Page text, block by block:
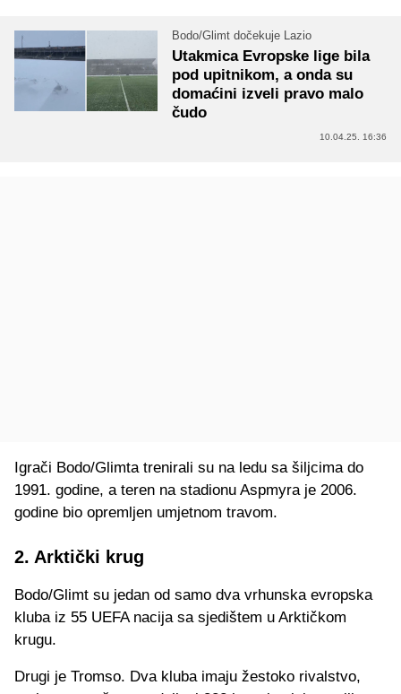
Bodo/Glimt dočekuje Lazio
Utakmica Evropske lige bila
pod upitnikom, a onda su
domaćini izveli pravo malo
čudo
10.04.25. 16:36
Igrači Bodo/Glimta trenirali su na ledu sa šiljcima do
1991. godine, a teren na stadionu Aspmyra je 2006.
godine bio opremljen umjetnom travom.
2. Arktički krug
Bodo/Glimt su jedan od samo dva vrhunska evropska
kluba iz 55 UEFA nacija sa sjedištem u Arktičkom
krugu.
Drugi je Tromso. Dva kluba imaju žestoko rivalstvo,